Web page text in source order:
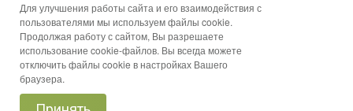
© 2026 Интернет магазин «Упаковка 52»
Для улучшения работы сайта и его взаимодействия с
пользователями мы используем файлы cookie.
Продолжая работу с сайтом, Вы разрешаете
использование cookie-файлов. Вы всегда можете
отключить файлы cookie в настройках Вашего
браузера.